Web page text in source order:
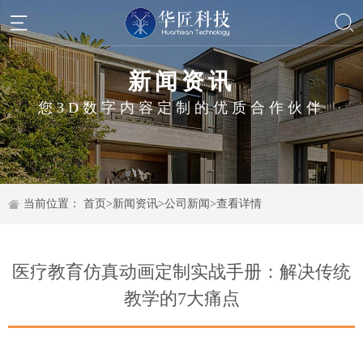
新闻资讯
您3D数字内容定制的优质合作伙伴
当前位置： 首页>新闻资讯>公司新闻>查看详情
医疗教育仿真动画定制实战手册：解决传统
教学的7大痛点